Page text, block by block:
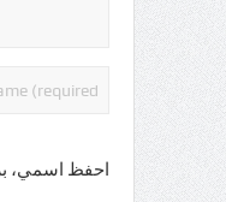
احفظ اسمي،